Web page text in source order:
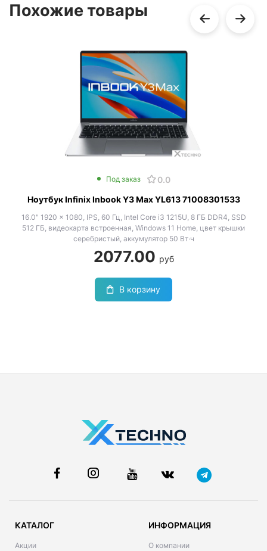
Похожие товары
Под заказ
0.0
Ноутбук Infinix Inbook Y3 Max YL613 71008301533
16.0" 1920 x 1080, IPS, 60 Гц, Intel Core i3 1215U, 8 ГБ DDR4, SSD
512 ГБ, видеокарта встроенная, Windows 11 Home, цвет крышки
серебристый, аккумулятор 50 Вт·ч
2077.00 руб
В корзину
КАТАЛОГ
Акции
ИНФОРМАЦИЯ
О компании